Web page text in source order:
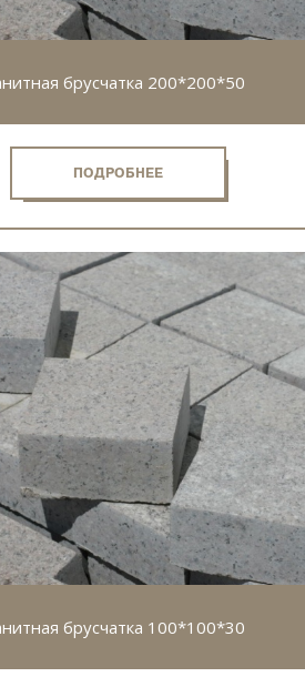
брусчатка 200*200*50
ПОДРОБНЕЕ
брусчатка 100*100*30